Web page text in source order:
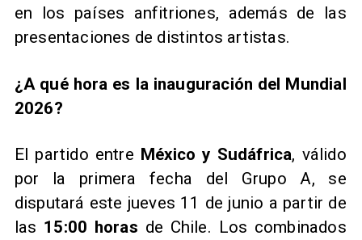
en los países anfitriones, además de las
presentaciones de distintos artistas.
¿A qué hora es la inauguración del Mundial
2026?
El partido entre México y Sudáfrica, válido
por la primera fecha del Grupo A, se
disputará este jueves 11 de junio a partir de
las 15:00 horas de Chile. Los combinados